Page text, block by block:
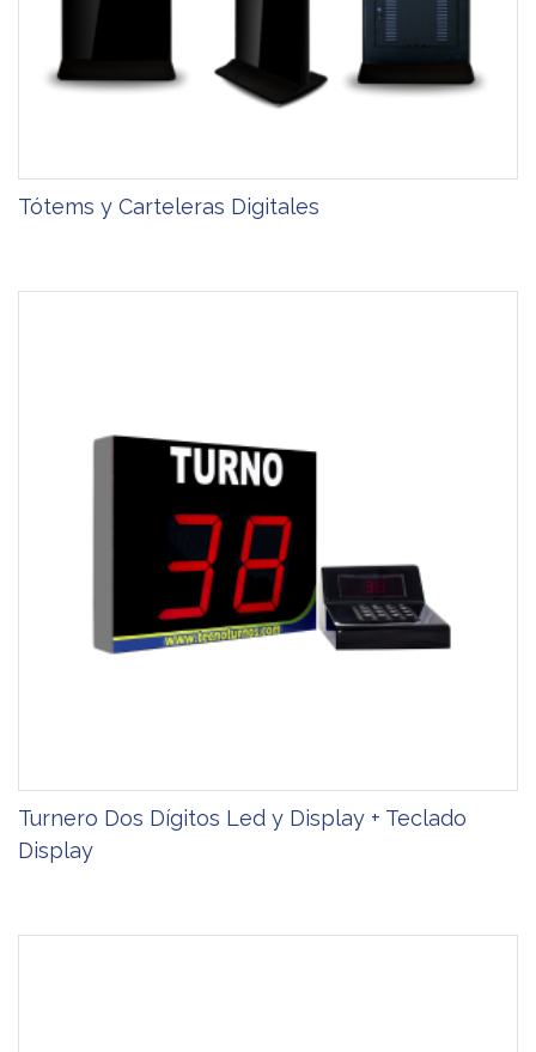
Tótems y Carteleras Digitales
Turnero Dos Dígitos Led y Display + Teclado
Display